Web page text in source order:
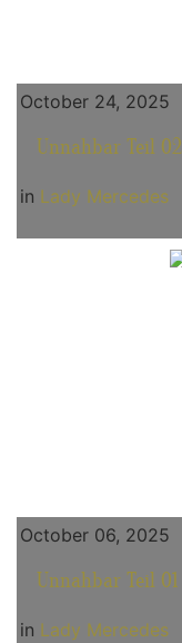
October 24, 2025
Unnahbar Teil 02
in Lady Mercedes
October 06, 2025
Unnahbar Teil 01
in Lady Mercedes